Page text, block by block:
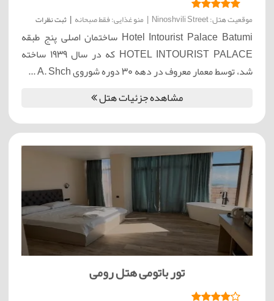
موقعیت هتل: Ninoshvili Street | منو غذایی: فقط صبحانه | ثبت نظرات
Hotel Intourist Palace Batumi ساختمان اصلی پنج طبقه
HOTEL INTOURIST PALACE که در سال 1939 ساخته
شد، توسط معمار معروف در دهه 30 دوره شوروی A. Shch ...
مشاهده جزئیات هتل
تور باتومی هتل رومی